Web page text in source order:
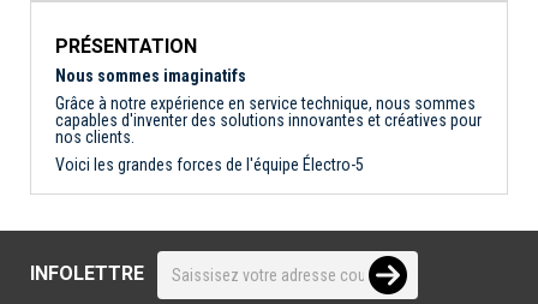
PRÉSENTATION
Nous sommes imaginatifs
Grâce à notre expérience en service technique, nous sommes
capables d'inventer des solutions innovantes et créatives pour
nos clients.
Voici les grandes forces de l'équipe Électro-5
INFOLETTRE